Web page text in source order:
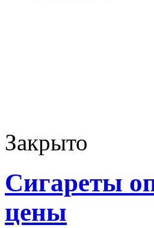
Закрыто
Сигареты
цены